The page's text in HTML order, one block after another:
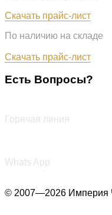
Скачать прайс-лист
По наличию на складе
Скачать прайс-лист
Есть Вопросы?
Горячая линия
Whats App
© 2007—2026 Империя